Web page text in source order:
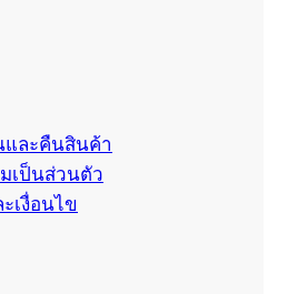
และคืนสินค้า
เป็นส่วนตัว
เงื่อนไข